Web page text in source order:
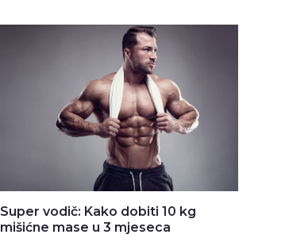
Super vodič: Kako dobiti 10 kg
mišićne mase u 3 mjeseca